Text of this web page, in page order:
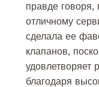
правде говоря,
отличному
сделала ее
клапанов,
удовлетворяет
благодаря